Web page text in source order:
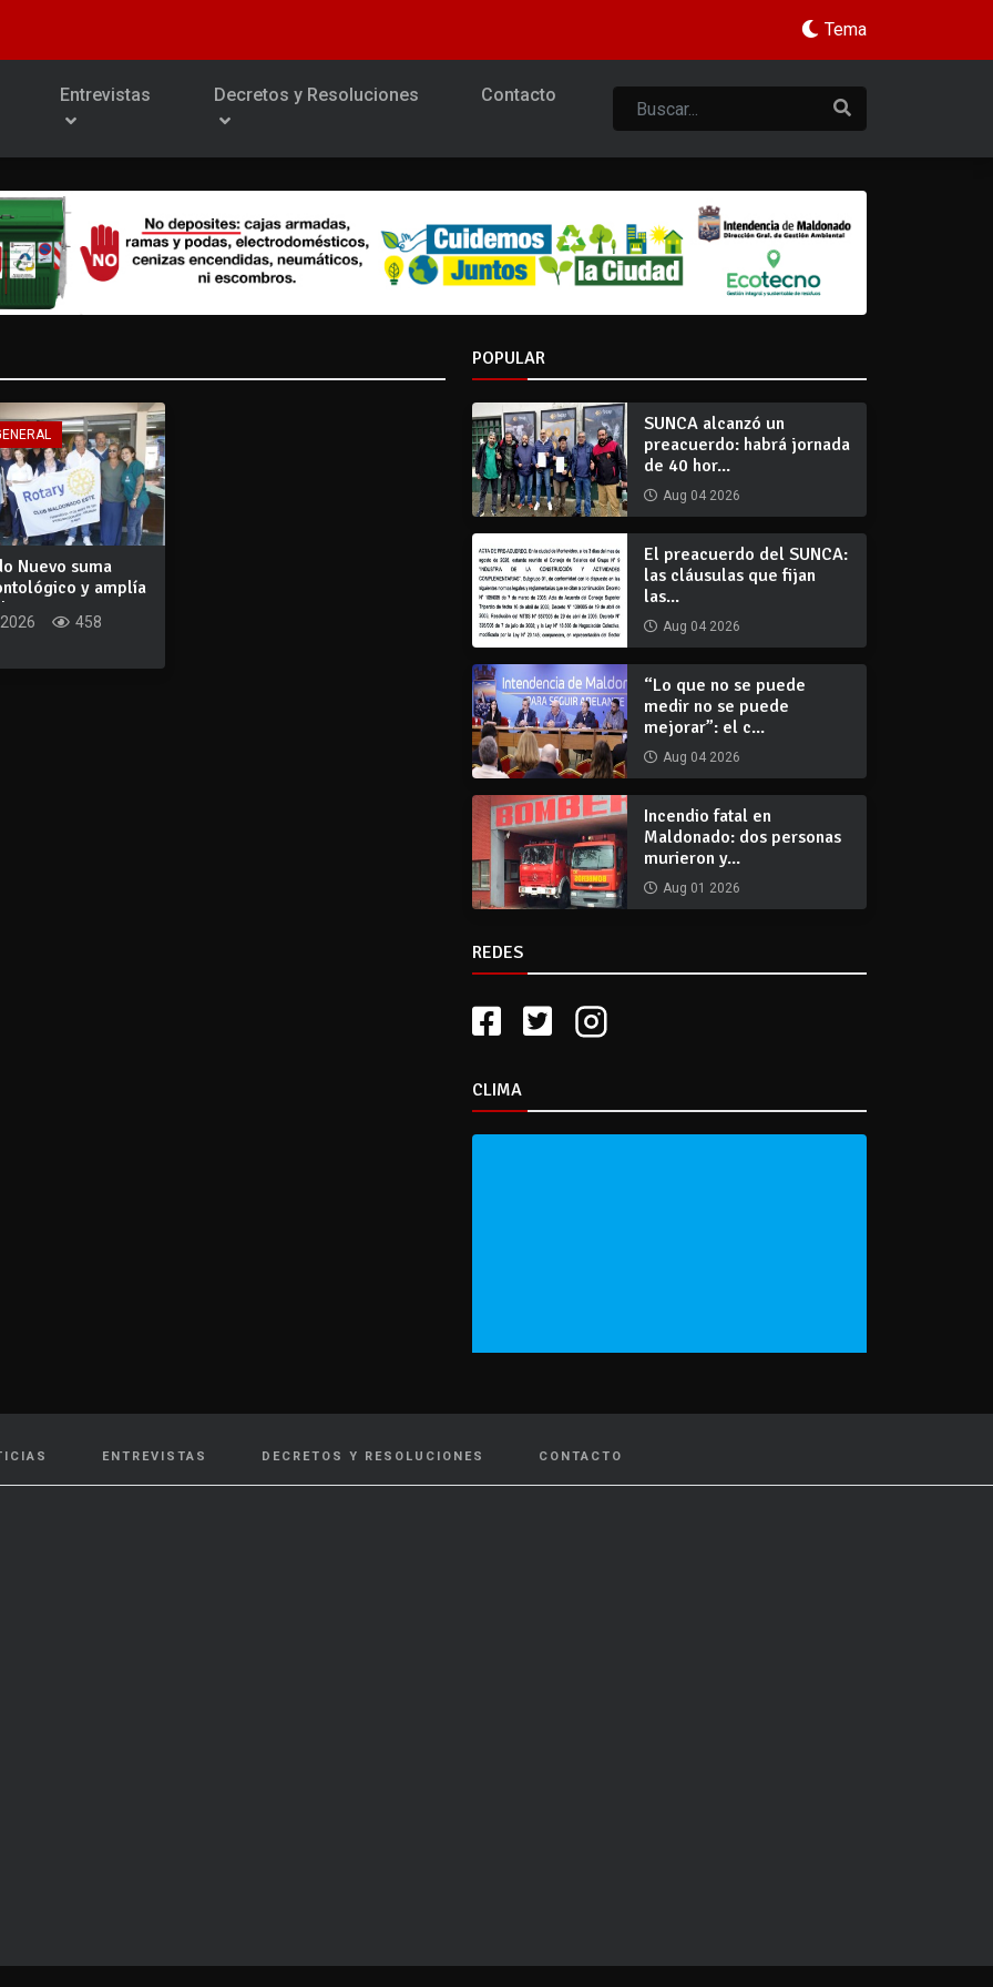
Tema
Entrevistas Decretos y Resoluciones Contacto
Nuevo suma
y amplía
458
POPULAR
SUNCA alcanzó un
preacuerdo: habrá jornada
de 40 hor...
Aug 04 2026
El preacuerdo del SUNCA:
las cláusulas que fijan
las...
Aug 04 2026
“Lo que no se puede
medir no se puede
mejorar”: el c...
Aug 04 2026
Incendio fatal en
Maldonado: dos personas
murieron y...
Aug 01 2026
REDES
CLIMA
ENTREVISTAS DECRETOS Y RESOLUCIONES CONTACTO